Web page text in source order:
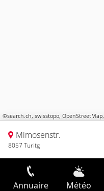
©search.ch, swisstopo, OpenStreetMap,
Mimosenstr.
8057 Turitg
Annuaire Météo